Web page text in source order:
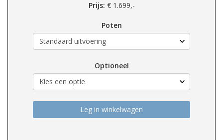
Prijs: € 1.699,-
Poten
Optioneel
Leg in winkelwagen